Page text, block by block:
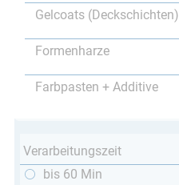
öffnen
öffnen
öffnen
öffnen
Gelcoats (Deckschichten)
Formenharze
Farbpasten + Additive
Verarbeitungszeit
bis 60 Min